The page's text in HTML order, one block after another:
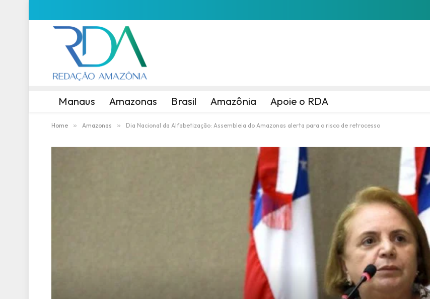
Manaus Amazonas Brasil Amazônia Apoie o RDA
Home » Amazonas » Dia Nacional da Alfabetização: Assembleia do Amazonas alerta para o risco de retrocesso